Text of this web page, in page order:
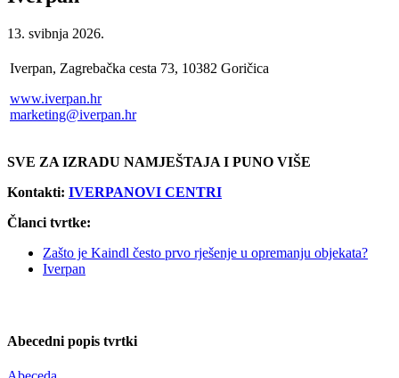
13. svibnja 2026.
Iverpan, Zagrebačka cesta 73, 10382 Goričica
www.iverpan.hr
marketing@iverpan.hr
SVE ZA IZRADU NAMJEŠTAJA I PUNO VIŠE
Kontakti: IVERPANOVI CENTRI
Članci tvrtke:
Zašto je Kaindl često prvo rješenje u opremanju objekata?
Iverpan
Abecedni popis tvrtki